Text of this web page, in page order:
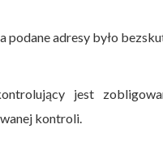
podane adresy było
jest
kontroli.